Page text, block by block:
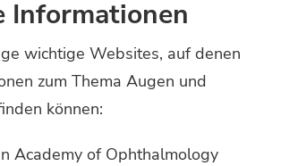
Informationen
wichtige Websites, auf denen
zum Thema Augen und
können:
Academy of Ophthalmology